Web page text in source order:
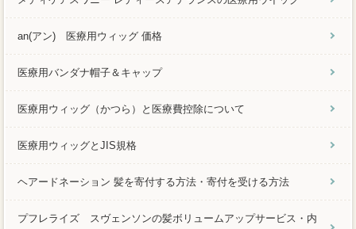
an(アン) 医療用ウィッグ 価格
医療用バンダナ帽子＆キャップ
医療用ウィッグ（かつら）と医療費控除について
医療用ウィッグとJIS規格
ヘアードネーション 髪を寄付する方法・寄付を受ける方法
プフレライズ スヴェンソンの髪ボリュームアップサービス・内